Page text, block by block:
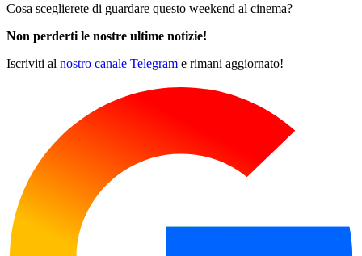
Cosa sceglierete di guardare questo weekend al cinema?
Non perderti le nostre ultime notizie!
Iscriviti al nostro canale Telegram e rimani aggiornato!